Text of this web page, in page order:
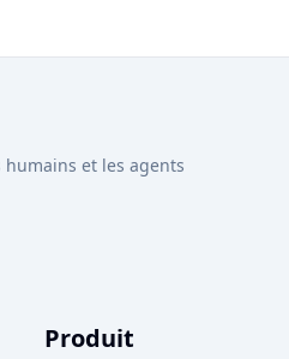
et connecter des agents
et les agents
Produit